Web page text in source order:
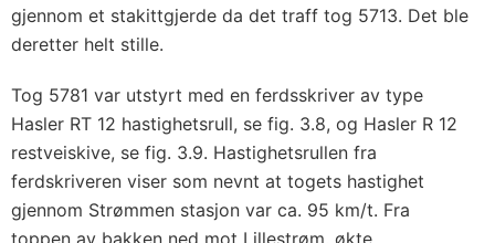
gjennom et stakittgjerde da det traff tog 5713. Det ble
deretter helt stille.
Tog 5781 var utstyrt med en ferdsskriver av type
Hasler RT 12 hastighetsrull, se fig. 3.8, og Hasler R 12
restveiskive, se fig. 3.9. Hastighetsrullen fra
ferdskriveren viser som nevnt at togets hastighet
gjennom Strømmen stasjon var ca. 95 km/t. Fra